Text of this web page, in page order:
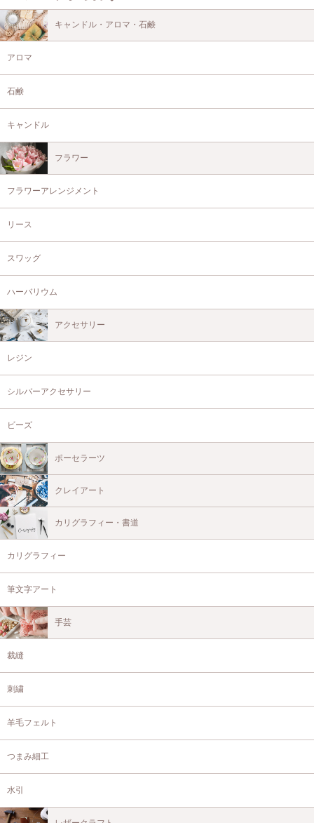
キャンドル・アロマ・石鹸
アロマ
石鹸
キャンドル
フラワー
フラワーアレンジメント
リース
スワッグ
ハーバリウム
アクセサリー
レジン
シルバーアクセサリー
ビーズ
ポーセラーツ
クレイアート
カリグラフィー・書道
カリグラフィー
筆文字アート
手芸
裁縫
刺繍
羊毛フェルト
つまみ細工
水引